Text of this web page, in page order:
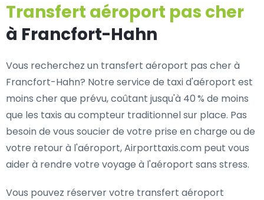
Transfert aéroport pas cher
à Francfort-Hahn
Vous recherchez un transfert aéroport pas cher à
Francfort-Hahn? Notre service de taxi d'aéroport est
moins cher que prévu, coûtant jusqu'à 40 % de moins
que les taxis au compteur traditionnel sur place. Pas
besoin de vous soucier de votre prise en charge ou de
votre retour à l'aéroport, Airporttaxis.com peut vous
aider à rendre votre voyage à l'aéroport sans stress.
Vous pouvez réserver votre transfert aéroport